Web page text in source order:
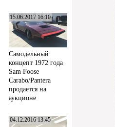
15.06.2017 16:10
Самодельный
концепт 1972 года
Sam Foose
Carabo/Pantera
продается на
аукционе
04.12.2016 13:45